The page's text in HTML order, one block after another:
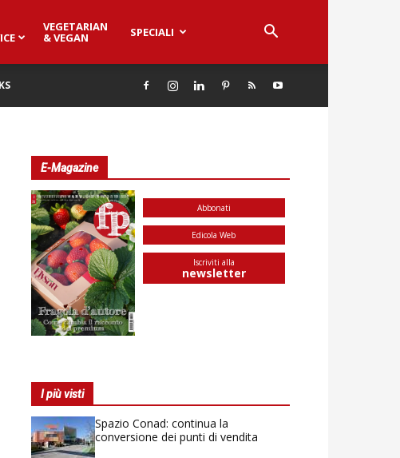
VEGETARIAN
& VEGAN SPECIALI
E-Magazine
Abbonati
Edicola Web
Iscriviti alla
newsletter
I più visti
Spazio Conad: continua la
conversione dei punti di vendita